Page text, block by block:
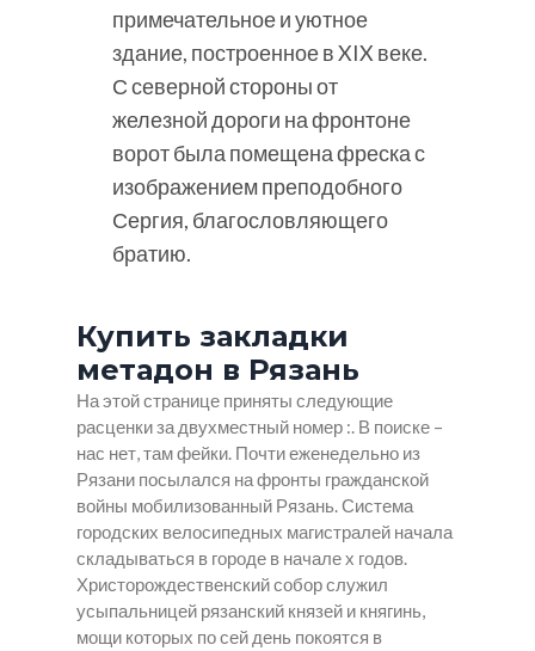
примечательное и уютное
здание, построенное в XIX веке.
С северной стороны от
железной дороги на фронтоне
ворот была помещена фреска с
изображением преподобного
Сергия, благословляющего
братию.
Купить закладки
метадон в Рязань
На этой странице приняты следующие
расценки за двухместный номер :. В поиске –
нас нет, там фейки. Почти еженедельно из
Рязани посылался на фронты гражданской
войны мобилизованный Рязань. Система
городских велосипедных магистралей начала
складываться в городе в начале х годов.
Христорождественский собор служил
усыпальницей рязанский князей и княгинь,
мощи которых по сей день покоятся в